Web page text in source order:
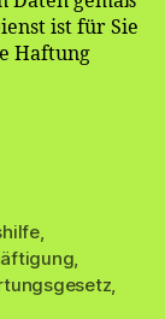
ist für Sie
Haftung
,
,
,